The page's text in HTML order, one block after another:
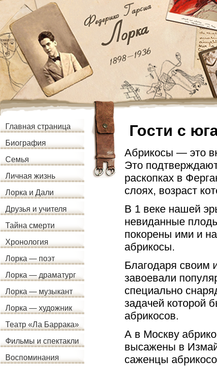
Главная страница
Биография
Семья
Личная жизнь
Лорка и Дали
Друзья и учителя
Тайна смерти
Хронология
Лорка — поэт
Лорка — драматург
Лорка — музыкант
Лорка — художник
Театр «Ла Баррака»
Фильмы и спектакли
Воспоминания
Гости с
Абрикосы — это
Это
раскопках в
слоях, возраст
В 1 веке нашей
невиданные
покорены ими и
абрикосы.
Благодаря своим
завоевали
специально
задачей которой
абрикосов.
А в Москву
высажены в
саженцы